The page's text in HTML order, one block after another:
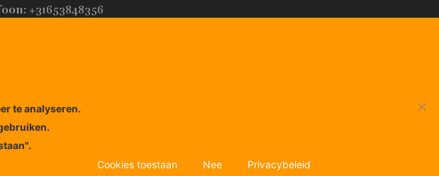
+31653848356
te analyseren.
Cookies toestaan
Nee Privacybeleid